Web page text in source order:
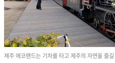
제주 에코랜드는 기차를 타고 제주의 자연을 즐